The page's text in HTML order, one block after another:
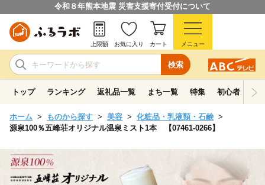
令和８年熊本地震 災害支援寄付受付について
検索
上限額 お気に入り カート メニュー
トップ ランキング 返礼品一覧 まち一覧 特集 初心者ガイド
ホーム ものから探す 美容
化粧品・乳液類・石鹸
源泉100％五峰荘オリジナル温泉ミスト1本 【07461-0266】